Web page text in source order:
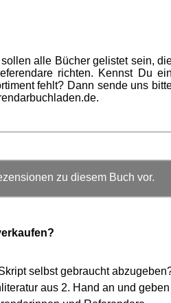
alle Bücher gelistet sein,
richten. Kennst Du
fehlt? Dann sende uns
zu diesem Buch vor.
selbst gebraucht
aus 2. Hand an und geben